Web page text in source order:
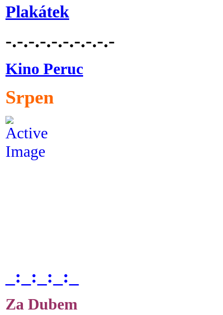
Plakátek
-.-.-.-.-.-.-.-.-.-
Kino Peruc
Srpen
_:_:_:_:_
Za Dubem